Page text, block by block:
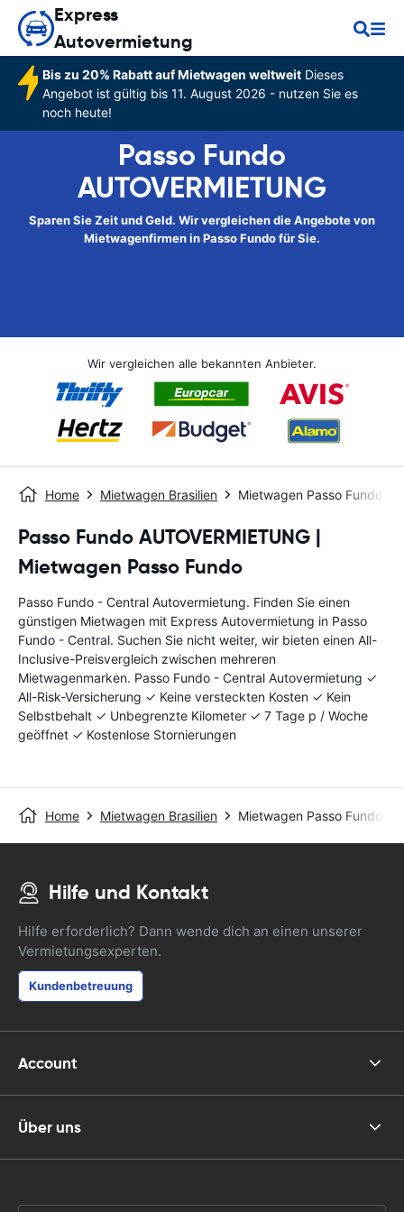
Express
Autovermietung
Bis zu 20% Rabatt auf Mietwagen weltweitDieses
Angebot ist gültig bis 11. August 2026 - nutzen Sie es
noch heute!
Passo Fundo
AUTOVERMIETUNG
Sparen Sie Zeit und Geld. Wir vergleichen die Angebote von
Mietwagenfirmen in Passo Fundo für Sie.
Wir vergleichen alle bekannten Anbieter.
Home Mietwagen Brasilien Mietwagen Passo Fundo -
Passo Fundo AUTOVERMIETUNG |
Mietwagen Passo Fundo
Passo Fundo - Central Autovermietung. Finden Sie einen
günstigen Mietwagen mit Express Autovermietung in Passo
Fundo - Central. Suchen Sie nicht weiter, wir bieten einen All-
Inclusive-Preisvergleich zwischen mehreren
Mietwagenmarken. Passo Fundo - Central Autovermietung ✓
All-Risk-Versicherung ✓ Keine versteckten Kosten ✓ Kein
Selbstbehalt ✓ Unbegrenzte Kilometer ✓ 7 Tage p / Woche
geöffnet ✓ Kostenlose Stornierungen
Home Mietwagen Brasilien Mietwagen Passo Fundo -
Hilfe und Kontakt
Hilfe erforderlich? Dann wende dich an einen unserer
Vermietungsexperten.
Kundenbetreuung
Account
Über uns